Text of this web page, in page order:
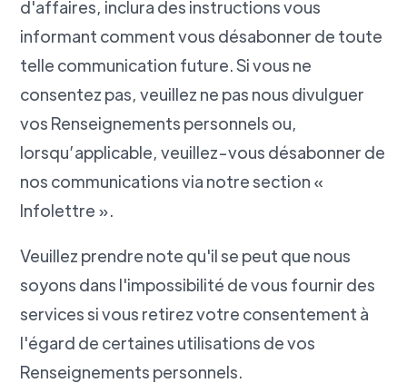
d'affaires, inclura des instructions vous
informant comment vous désabonner de toute
telle communication future. Si vous ne
consentez pas, veuillez ne pas nous divulguer
vos Renseignements personnels ou,
lorsqu’applicable, veuillez-vous désabonner de
nos communications via notre section «
Infolettre ».
Veuillez prendre note qu'il se peut que nous
soyons dans l'impossibilité de vous fournir des
services si vous retirez votre consentement à
l'égard de certaines utilisations de vos
Renseignements personnels.